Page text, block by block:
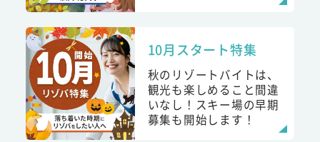
10月スタート特集
秋のリゾートバイトは、
観光も楽しめること間違
いなし！スキー場の早期
募集も開始します！